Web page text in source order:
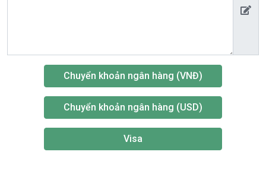
Chuyển khoản ngân hàng (VNĐ)
Chuyển khoản ngân hàng (USD)
Visa